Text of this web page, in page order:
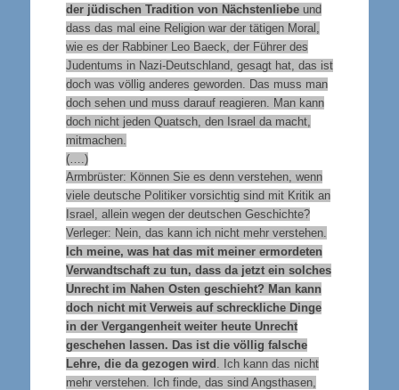
der jüdischen Tradition von Nächstenliebeund
dass das mal eine Religion war der tätigen Moral,
wie es der Rabbiner Leo Baeck, der Führer des
Judentums in Nazi-Deutschland, gesagt hat, das ist
doch was völlig anderes geworden. Das muss man
doch sehen und muss darauf reagieren. Man kann
doch nicht jeden Quatsch, den Israel da macht,
mitmachen.
(….)
Armbrüster: Können Sie es denn verstehen, wenn
viele deutsche Politiker vorsichtig sind mit Kritik an
Israel, allein wegen der deutschen Geschichte?
Verleger: Nein, das kann ich nicht mehr verstehen.
Ich meine, was hat das mit meiner ermordeten
Verwandtschaft zu tun, dass da jetzt ein solches
Unrecht im Nahen Osten geschieht? Man kann
doch nicht mit Verweis auf schreckliche Dinge
in der Vergangenheit weiter heute Unrecht
geschehen lassen. Das ist die völlig falsche
Lehre, die da gezogen wird . Ich kann das nicht
mehr verstehen. Ich finde, das sind Angsthasen,